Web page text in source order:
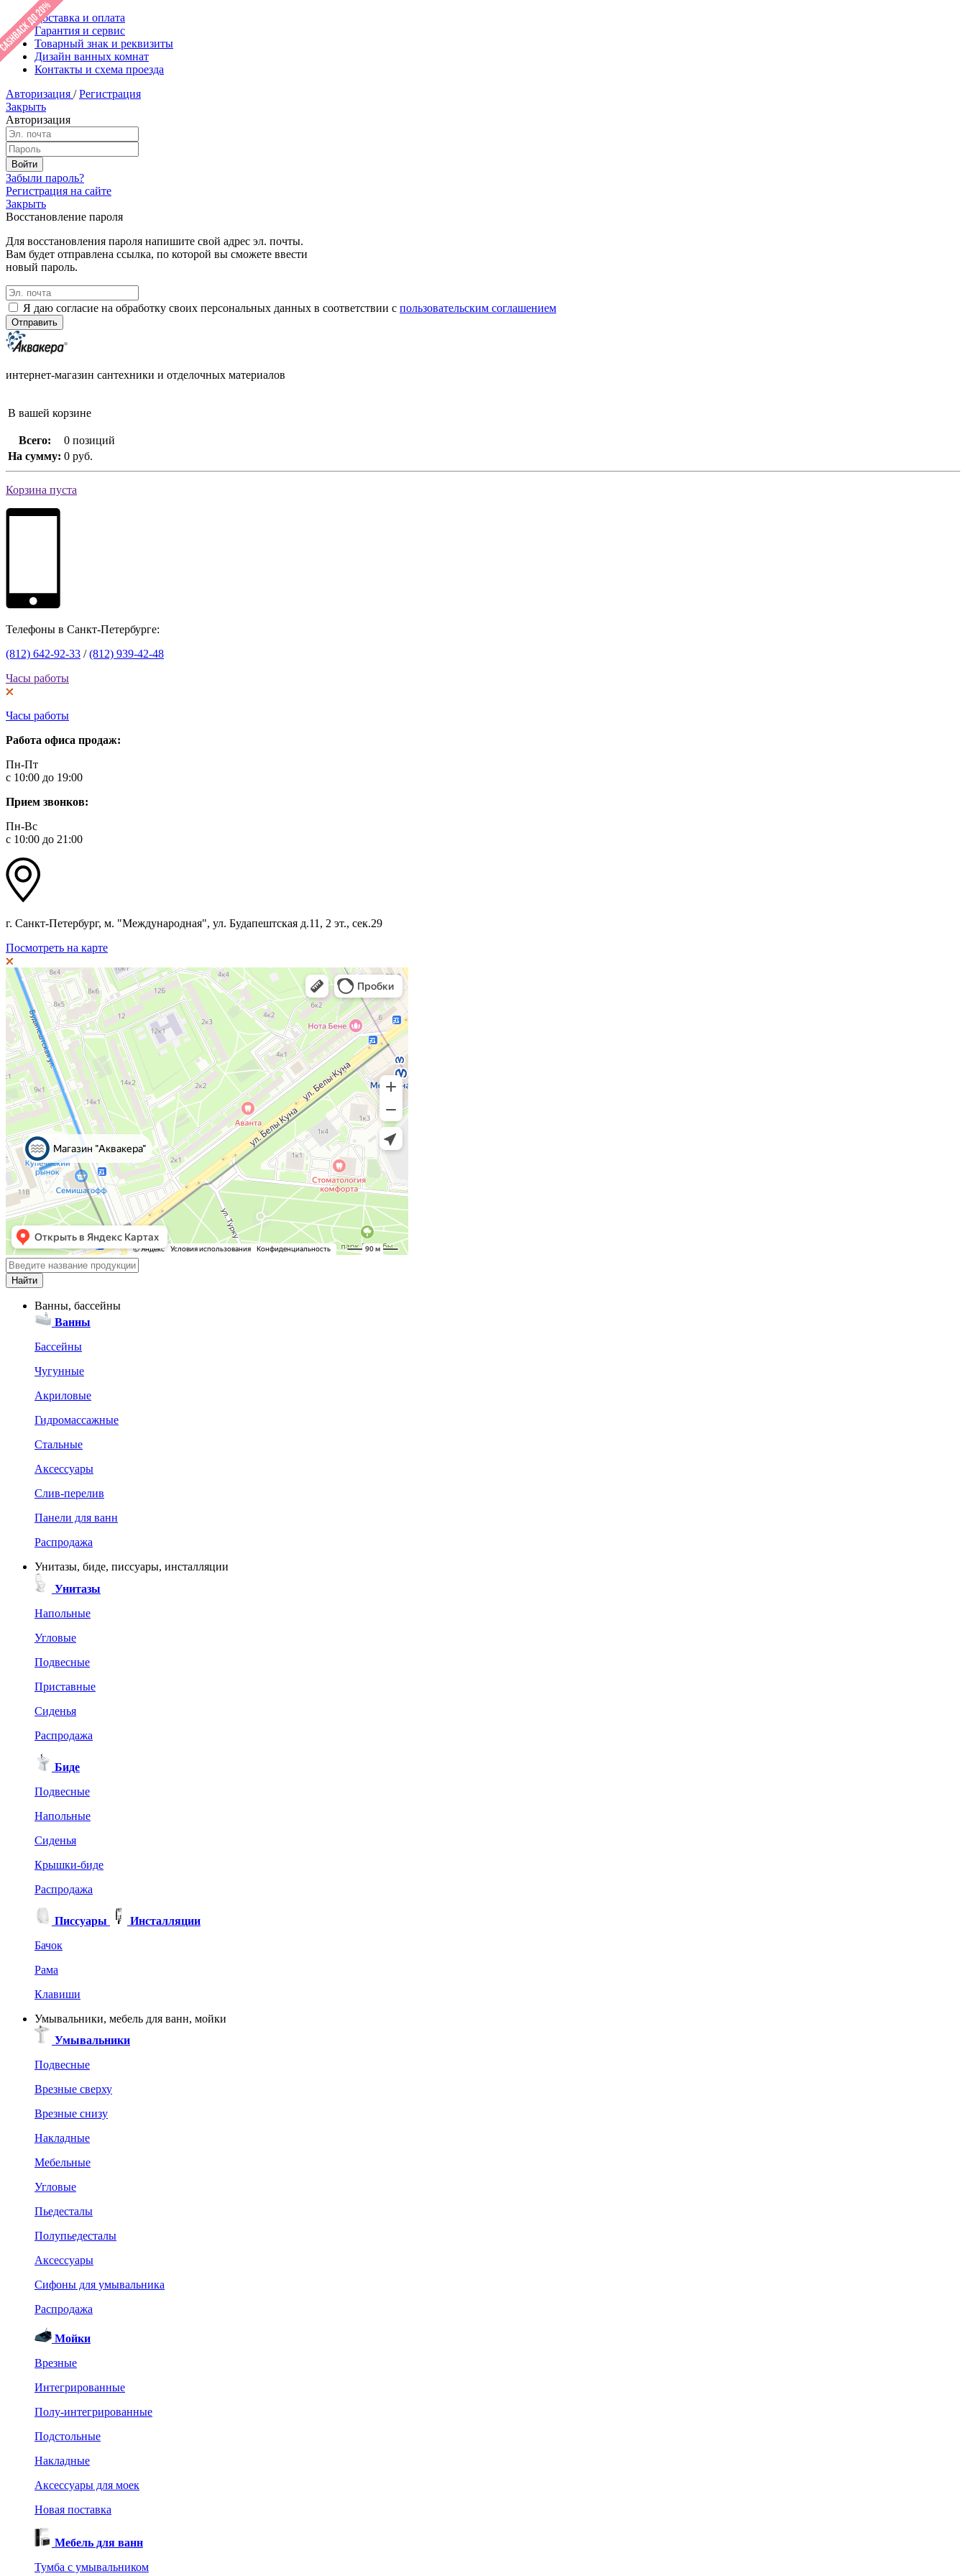
Доставка и оплата
Гарантия и сервис
Товарный знак и реквизиты
Дизайн ванных комнат
Контакты и схема проезда
Авторизация / Регистрация
Закрыть
Авторизация
Забыли пароль?
Регистрация на сайте
Закрыть
Восстановление пароля
Для восстановления пароля напишите свой адрес эл. почты.
Вам будет отправлена ссылка, по которой вы сможете ввести
новый пароль.
Я даю согласие на обработку своих персональных данных в соответствии с пользовательским соглашением
интернет-магазин сантехники и отделочных материалов
В вашей корзине
Всего:
0 позиций
На сумму: 0 руб.
Корзина пуста
Телефоны в Санкт-Петербурге:
(812) 642-92-33 /(812) 939-42-48
Часы работы
Часы работы
Работа офиса продаж:
Пн-Пт
с 10:00 до 19:00
Прием звонков:
Пн-Вс
с 10:00 до 21:00
г. Санкт-Петербург, м. "Международная", ул. Будапештская д.11, 2 эт., сек.29
Посмотреть на карте
Ванны, бассейны
Ванны
Бассейны
Чугунные
Акриловые
Гидромассажные
Стальные
Аксессуары
Слив-перелив
Панели для ванн
Распродажа
Унитазы, биде, писсуары, инсталляции
Унитазы
Напольные
Угловые
Подвесные
Приставные
Сиденья
Распродажа
Биде
Подвесные
Напольные
Сиденья
Крышки-биде
Распродажа
Писсуары
Инсталляции
Бачок
Рама
Клавиши
Умывальники, мебель для ванн, мойки
Умывальники
Подвесные
Врезные сверху
Врезные снизу
Накладные
Мебельные
Угловые
Пьедесталы
Полупьедесталы
Аксессуары
Сифоны для умывальника
Распродажа
Мойки
Врезные
Интегрированные
Полу-интегрированные
Подстольные
Накладные
Аксессуары для моек
Новая поставка
Мебель для ванн
Тумба с умывальником